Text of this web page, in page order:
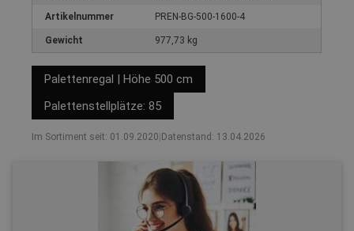
Artikelnummer PREN-BG-500-1600-4
Gewicht 977,73 kg
Palettenregal | Höhe 500 cm
Palettenstellplätze: 85
Im Sortiment seit: 01.09.2020 Datenstand: 13.04.2026